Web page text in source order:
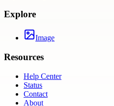
Explore
Image
Resources
Help Center
Status
Contact
About